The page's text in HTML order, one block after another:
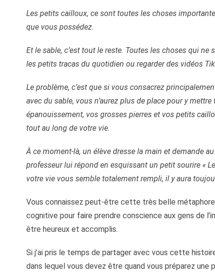
Les petits cailloux, ce sont toutes les choses
que vous possédez.
Et le sable, c’est tout le reste. Toutes les choses qui
les petits tracas du quotidien ou regarder des vidéos
Le problème, c’est que si vous consacrez
avec du sable, vous n’aurez plus de place pour y
épanouissement, vos grosses pierres et vos petits
tout au long de votre vie.
À ce moment-là, un élève dresse la main et demande
professeur lui répond en esquissant un petit sourire «
votre vie vous semble totalement rempli, il y aura
Vous connaissez peut-être cette très belle
cognitive pour faire prendre conscience aux gens de
être heureux et accomplis.
Si j’ai pris le temps de partager avec vous cette
dans lequel vous devez être quand vous préparez une